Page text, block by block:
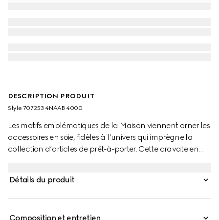
DESCRIPTION PRODUIT
Style ‎707253 4NAAB 4000
Les motifs emblématiques de la Maison viennent orner les
accessoires en soie, fidèles à l’univers qui imprègne la
collection d’articles de prêt-à-porter. Cette cravate en
détail subtil dans le coin.
Détails du produit
Composition et entretien